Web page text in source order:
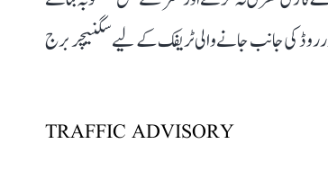
روڈ کی جانب جانے والی ٹریفک کے لیے سگنیچر برج
TRAFFIC ADVISORY